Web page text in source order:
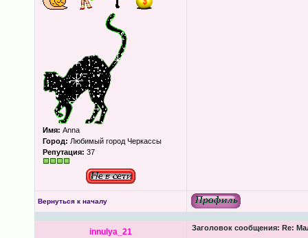
Имя: Anna
Город: Любимый город Черкассы
Репутация: 37
Вернуться к началу
innulya_21 Заголовок сообщения: Re: